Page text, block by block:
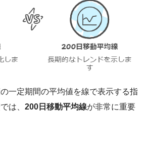
一定期間の平均値を線で表示する指
は、 200日移動平均線が非常に重要